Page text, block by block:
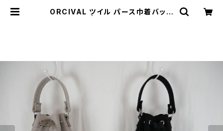
ORCIVAL ツイル パース巾着バッグ